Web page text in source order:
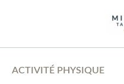
ACTIVITÉ PHYSIQUE